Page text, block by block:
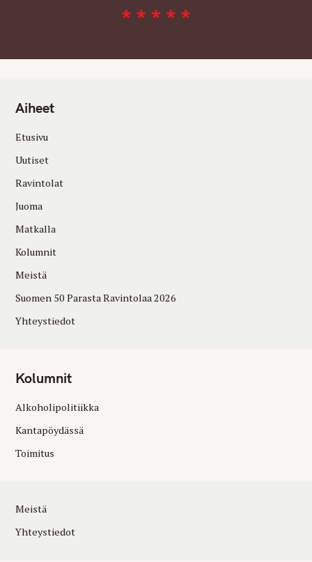
Aiheet
Etusivu
Uutiset
Ravintolat
Juoma
Matkalla
Kolumnit
Meistä
Suomen 50 Parasta Ravintolaa 2026
Yhteystiedot
Kolumnit
Alkoholipolitiikka
Kantapöydässä
Toimitus
Meistä
Yhteystiedot